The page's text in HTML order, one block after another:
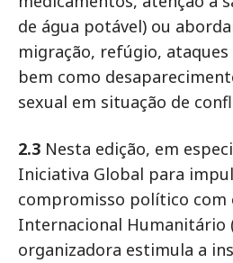
de água potável) ou
migração, refúgio, ataques
bem como
sexual em situação de
2.3 Nesta edição, em
Iniciativa Global para
compromisso político com
Internacional Humanitário
organizadora estimula a